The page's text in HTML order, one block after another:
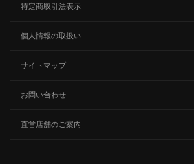
特定商取引法表示
個人情報の取扱い
サイトマップ
お問い合わせ
直営店舗のご案内